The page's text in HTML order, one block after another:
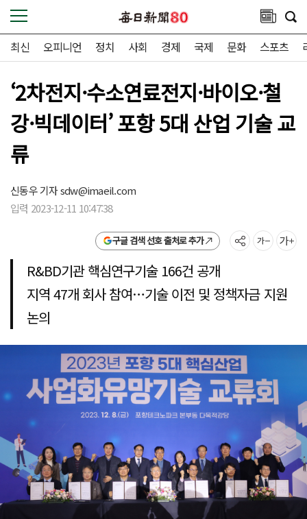
최신 오피니언 정치 사회 경제 국제 문화 스포츠
‘2차전지·수소연료전지·바이오·철
강·빅데이터’ 포항 5대 산업 기술 교
류
신동우 기자sdw@imaeil.com
입력 2023-12-11 10:47:38
구글 검색 선호 출처로 추가
R&BD기관 핵심연구기술 166건 공개
지역 47개 회사 참여…기술 이전 및 정책자금 지원
논의